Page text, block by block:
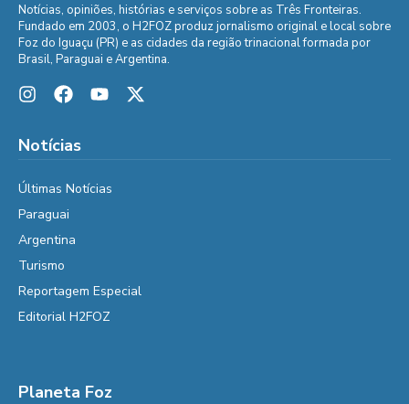
Notícias, opiniões, histórias e serviços sobre as Três Fronteiras.
Fundado em 2003, o H2FOZ produz jornalismo original e local sobre
Foz do Iguaçu (PR) e as cidades da região trinacional formada por
Brasil, Paraguai e Argentina.
Notícias
Últimas Notícias
Paraguai
Argentina
Turismo
Reportagem Especial
Editorial H2FOZ
Planeta Foz